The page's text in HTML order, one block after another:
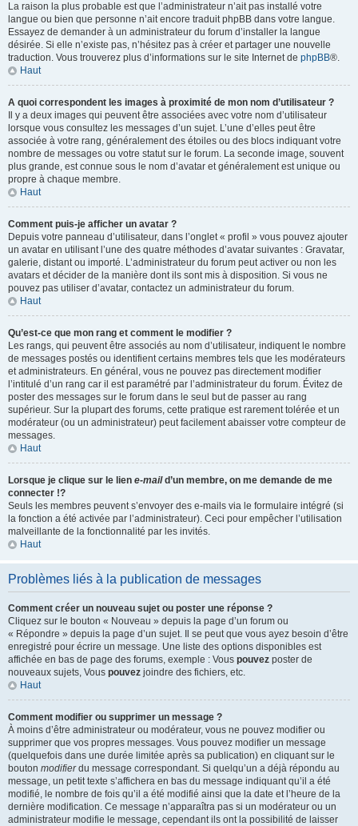
La raison la plus probable est que l’administrateur n’ait pas installé votre
langue ou bien que personne n’ait encore traduit phpBB dans votre langue.
Essayez de demander à un administrateur du forum d’installer la langue
désirée. Si elle n’existe pas, n’hésitez pas à créer et partager une nouvelle
traduction. Vous trouverez plus d’informations sur le site Internet de phpBB®.
Haut
A quoi correspondent les images à proximité de mon nom d’utilisateur ?
Il y a deux images qui peuvent être associées avec votre nom d’utilisateur
lorsque vous consultez les messages d’un sujet. L’une d’elles peut être
associée à votre rang, généralement des étoiles ou des blocs indiquant votre
nombre de messages ou votre statut sur le forum. La seconde image, souvent
plus grande, est connue sous le nom d’avatar et généralement est unique ou
propre à chaque membre.
Haut
Comment puis-je afficher un avatar ?
Depuis votre panneau d’utilisateur, dans l’onglet « profil » vous pouvez ajouter
un avatar en utilisant l’une des quatre méthodes d’avatar suivantes : Gravatar,
galerie, distant ou importé. L’administrateur du forum peut activer ou non les
avatars et décider de la manière dont ils sont mis à disposition. Si vous ne
pouvez pas utiliser d’avatar, contactez un administrateur du forum.
Haut
Qu’est-ce que mon rang et comment le modifier ?
Les rangs, qui peuvent être associés au nom d’utilisateur, indiquent le nombre
de messages postés ou identifient certains membres tels que les modérateurs
et administrateurs. En général, vous ne pouvez pas directement modifier
l’intitulé d’un rang car il est paramétré par l’administrateur du forum. Évitez de
poster des messages sur le forum dans le seul but de passer au rang
supérieur. Sur la plupart des forums, cette pratique est rarement tolérée et un
modérateur (ou un administrateur) peut facilement abaisser votre compteur de
messages.
Haut
Lorsque je clique sur le lien e-maild’un membre, on me demande de me
connecter !?
Seuls les membres peuvent s’envoyer des e-mails via le formulaire intégré (si
la fonction a été activée par l’administrateur). Ceci pour empêcher l’utilisation
malveillante de la fonctionnalité par les invités.
Haut
Problèmes liés à la publication de messages
Comment créer un nouveau sujet ou poster une réponse ?
Cliquez sur le bouton « Nouveau » depuis la page d’un forum ou
« Répondre » depuis la page d’un sujet. Il se peut que vous ayez besoin d’être
enregistré pour écrire un message. Une liste des options disponibles est
affichée en bas de page des forums, exemple : Vous pouvez poster de
nouveaux sujets, Vous pouvez joindre des fichiers, etc.
Haut
Comment modifier ou supprimer un message ?
À moins d’être administrateur ou modérateur, vous ne pouvez modifier ou
supprimer que vos propres messages. Vous pouvez modifier un message
(quelquefois dans une durée limitée après sa publication) en cliquant sur le
bouton modifierdu message correspondant. Si quelqu’un a déjà répondu au
message, un petit texte s’affichera en bas du message indiquant qu’il a été
modifié, le nombre de fois qu’il a été modifié ainsi que la date et l’heure de la
dernière modification. Ce message n’apparaîtra pas si un modérateur ou un
administrateur modifie le message, cependant ils ont la possibilité de laisser